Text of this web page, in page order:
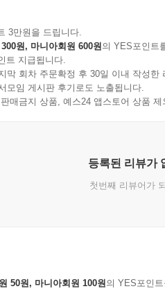
3만원을 드립니다.
원, 마니아회원 600원의 YES포인트
트 지급됩니다.
막 회차 주문확정 후 30일 이내 작성한
모임 게시판 후기로도 노출됩니다.
매금지 상품, 예스24 앱스토어 상품 제
등록된 리뷰가
첫번째 리뷰어가
50원, 마니아회원 100원의 YES포인